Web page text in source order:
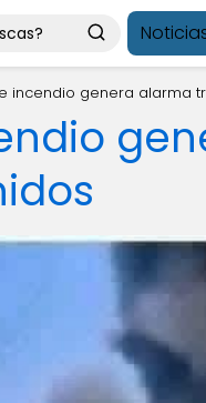
incendio genera alarma